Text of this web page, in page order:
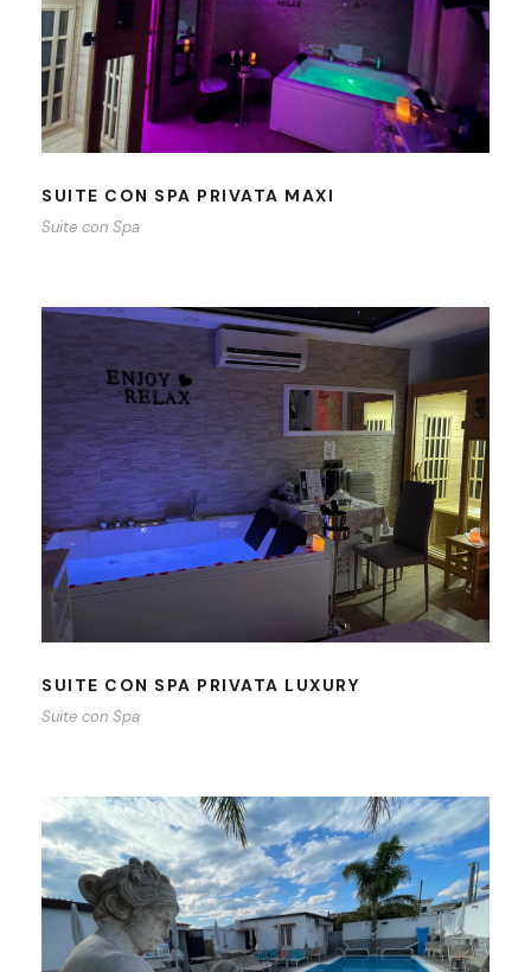
SUITE CON SPA PRIVATA MAXI
Suite con Spa
SUITE CON SPA PRIVATA LUXURY
SUITE CON SPA PRIVATA LUXURY
Suite con Spa
PISCINA ESTERNA